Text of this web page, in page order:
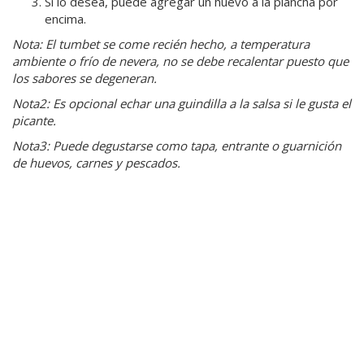
encima.
Nota: El tumbet se come recién hecho, a temperatura
ambiente o frío de nevera, no se debe recalentar puesto que
los sabores se degeneran.
Nota2: Es opcional echar una guindilla a la salsa si le gusta el
picante.
Nota3: Puede degustarse como tapa, entrante o guarnición
de huevos, carnes y pescados.